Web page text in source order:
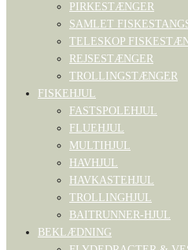
PIRKESTÆNGER
SAMLET
TELESKOP
REJSESTÆNGER
TROLLINGSTÆNGER
FISKEHJUL
FASTSPOLEHJUL
FLUEHJUL
MULTIHJUL
HAVHJUL
HAVKASTEHJUL
TROLLINGHJUL
BAITRUNNER-HJUL
BEKLÆDNING